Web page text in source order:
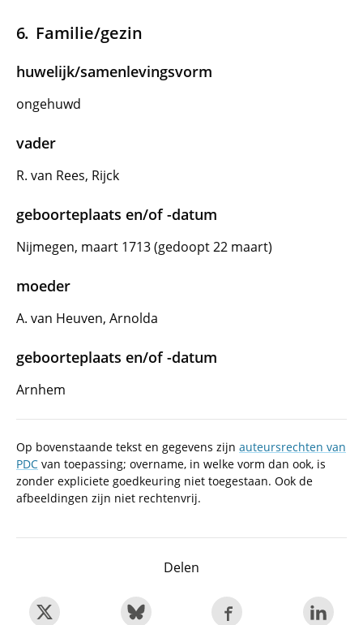
Familie/gezin
huwelijk/samenlevingsvorm
ongehuwd
vader
R. van Rees, Rijck
geboorteplaats en/of -datum
Nijmegen, maart 1713 (gedoopt 22 maart)
moeder
A. van Heuven, Arnolda
geboorteplaats en/of -datum
Arnhem
Op bovenstaande tekst en gegevens zijn auteursrechten van
PDC van toepassing; overname, in welke vorm dan ook, is
zonder expliciete goedkeuring niet toegestaan. Ook de
afbeeldingen zijn niet rechtenvrij.
Delen